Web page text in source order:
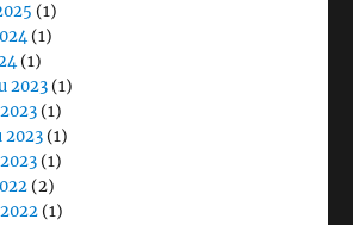
(1)
(1)
(1)
2023 (1)
(1)
2023 (1)
(1)
(2)
(1)